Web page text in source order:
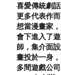
喜愛傳統劇
更多代表作
想當漫畫家
會下進入了
師，集介面
畫投於一身
多間遊戲公司